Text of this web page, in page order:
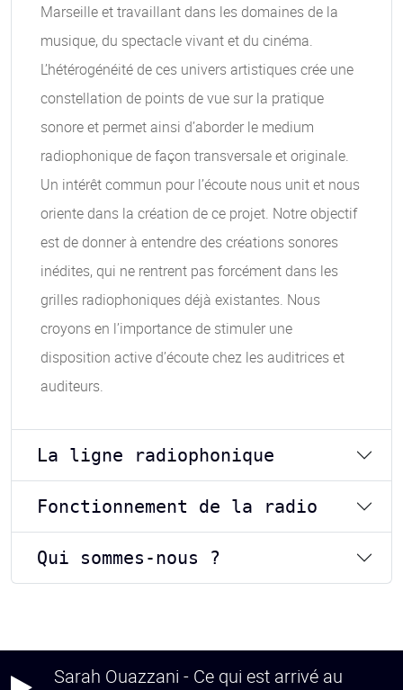
Marseille et travaillant dans les domaines de la
musique, du spectacle vivant et du cinéma.
L’hétérogénéité de ces univers artistiques crée une
constellation de points de vue sur la pratique
sonore et permet ainsi d’aborder le medium
radiophonique de façon transversale et originale.
Un intérêt commun pour l’écoute nous unit et nous
oriente dans la création de ce projet. Notre objectif
est de donner à entendre des créations sonores
inédites, qui ne rentrent pas forcément dans les
grilles radiophoniques déjà existantes. Nous
croyons en l’importance de stimuler une
disposition active d’écoute chez les auditrices et
auditeurs.
La ligne radiophonique
Fonctionnement de la radio
Qui sommes-nous ?
Sarah Ouazzani - Ce qui est arrivé au